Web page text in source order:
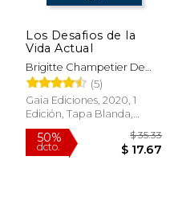
Los Desafios de la
Vida Actual
Brigitte Champetier De
Ribes
(5)
Gaia Ediciones, 2020, 1
Edición, Tapa Blanda,
Nuevo